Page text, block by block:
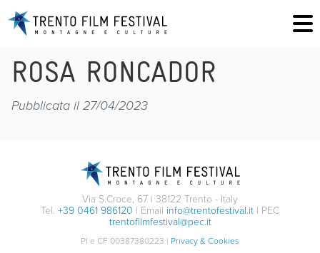
ROSA RONCADOR
Pubblicata il 27/04/2023
Via S.Croce, 67 | 38122 Trento - Italy
Tel. +39 0461 986120 | Email info@trentofestival.it | PEC
trentofilmfestival@pec.it
PI e CF 00387380223 | Privacy & Cookies